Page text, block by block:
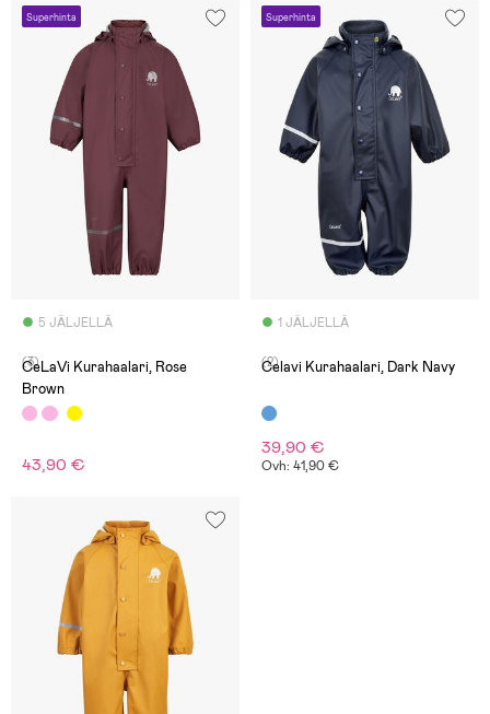
Superhinta
5 JÄLJELLÄ
(3)
CeLaVi Kurahaalari, Rose
Brown
43,90 €
Superhinta
1 JÄLJELLÄ
(2)
Celavi Kurahaalari, Dark Navy
39,90 €
Ovh: 41,90 €